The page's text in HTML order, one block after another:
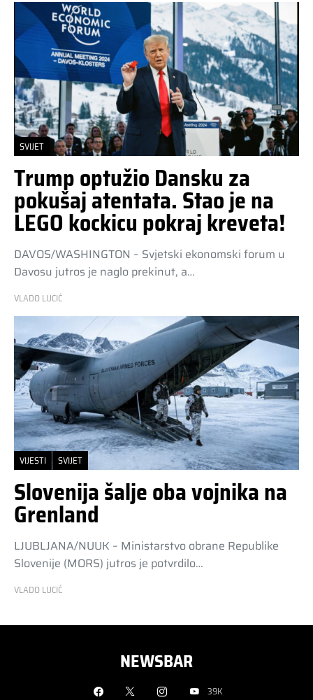
SVIJET
Trump optužio Dansku za
pokušaj atentata. Stao je na
LEGO kockicu pokraj kreveta!
DAVOS/WASHINGTON – Svjetski ekonomski forum u
Davosu jutros je naglo prekinut, a…
VLADO LUCIĆ
VIJESTI SVIJET
Slovenija šalje oba vojnika na
Grenland
LJUBLJANA/NUUK – Ministarstvo obrane Republike
Slovenije (MORS) jutros je potvrdilo…
VLADO LUCIĆ
NEWSBAR
39K